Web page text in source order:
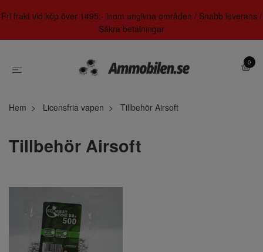
Fri frakt vid köp över 1495:- inom angivna områden / Snabb leverans /
Säkra betalningar
0
Hem Licensfria vapen Tillbehör Airsoft
Tillbehör Airsoft